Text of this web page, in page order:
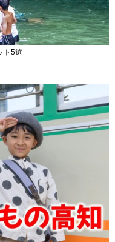
ト5選